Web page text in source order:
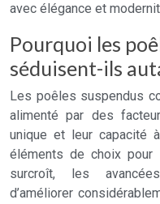
avec élégance et
Pourquoi les
séduisent-ils
Les poêles suspendus
alimenté par des
unique et leur capacité
éléments de choix pour
surcroît, les
d’améliorer